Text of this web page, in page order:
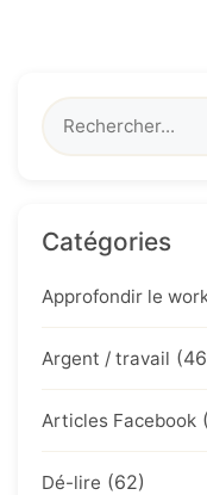
Catégories
Approfondir le
Argent / travail
Articles Facebook
Dé-lire (62)